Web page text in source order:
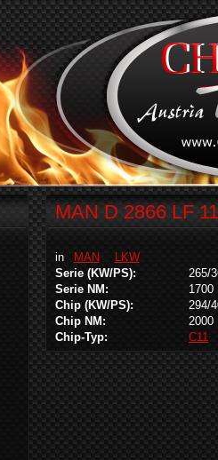
MAN D 2866 LF
in MAN
LKW
Serie (KW/PS):
265/
Serie NM:
1700
Chip (KW/PS):
294/
Chip NM:
2000
Chip-Typ:
C11